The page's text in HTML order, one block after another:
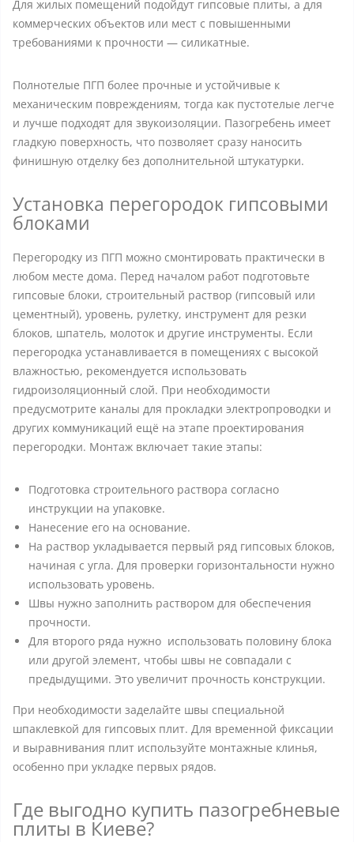
Для жилых помещений подойдут гипсовые плиты, а для
коммерческих объектов или мест с повышенными
требованиями к прочности — силикатные.
Полнотелые ПГП более прочные и устойчивые к
механическим повреждениям, тогда как пустотелые легче
и лучше подходят для звукоизоляции. Пазогребень имеет
гладкую поверхность, что позволяет сразу наносить
финишную отделку без дополнительной штукатурки.
Установка перегородок гипсовыми
блоками
Перегородку из ПГП можно смонтировать практически в
любом месте дома. Перед началом работ подготовьте
гипсовые блоки, строительный раствор (гипсовый или
цементный), уровень, рулетку, инструмент для резки
блоков, шпатель, молоток и другие инструменты. Если
перегородка устанавливается в помещениях с высокой
влажностью, рекомендуется использовать
гидроизоляционный слой. При необходимости
предусмотрите каналы для прокладки электропроводки и
других коммуникаций ещё на этапе проектирования
перегородки. Монтаж включает такие этапы:
Подготовка строительного раствора согласно
инструкции на упаковке.
Нанесение его на основание.
На раствор укладывается первый ряд гипсовых блоков,
начиная с угла. Для проверки горизонтальности нужно
использовать уровень.
Швы нужно заполнить раствором для обеспечения
прочности.
Для второго ряда нужно использовать половину блока
или другой элемент, чтобы швы не совпадали с
предыдущими. Это увеличит прочность конструкции.
При необходимости заделайте швы специальной
шпаклевкой для гипсовых плит. Для временной фиксации
и выравнивания плит используйте монтажные клинья,
особенно при укладке первых рядов.
Где выгодно купить пазогребневые
плиты в Киеве?